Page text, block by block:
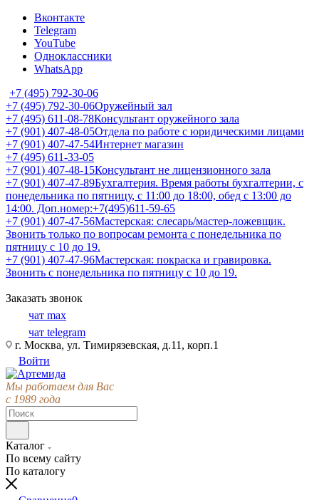
Вконтакте
Telegram
YouTube
Одноклассники
WhatsApp
+7 (495) 792-30-06
+7 (495) 792-30-06Оружейный зал
+7 (495) 611-08-78Консультант оружейного зала
+7 (901) 407-48-05Отдела по работе с юридическими лицами
+7 (901) 407-47-54Интернет магазин
+7 (495) 611-33-05
+7 (901) 407-48-15Консультант не лицензионного зала
+7 (901) 407-47-89Бухгалтерия. Время работы бухгалтерии, с
понедельника по пятницу, с 11:00 до 18:00, обед с 13:00 до
14:00. Доп.номер:+7(495)611-59-65
+7 (901) 407-47-56Мастерская: слесарь/мастер-ложевщик.
Звонить только по вопросам ремонта с понедельника по
пятницу с 10 до 19.
+7 (901) 407-47-96Мастерская: покраска и гравировка.
Звонить с понедельника по пятницу с 10 до 19.
Заказать звонок
чат max
чат telegram
г. Москва, ул. Тимирязевская, д.11, корп.1
Войти
Мы работаем для Вас
с 1989 года
Каталог
По всему сайту
По каталогу